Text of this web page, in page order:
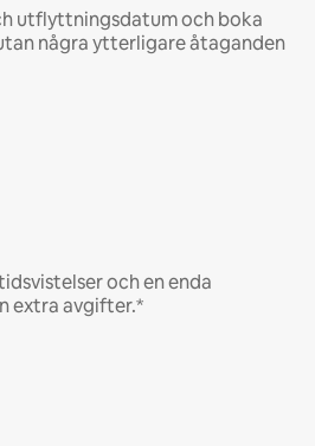
utflyttningsdatum och boka
några ytterligare åtaganden
och en enda
extra avgifter.*